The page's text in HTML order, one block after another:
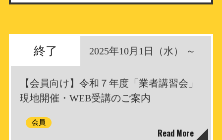
終了 2025年10月1日（水） ～
【会員向け】令和７年度「業者講習会」
現地開催・WEB受講のご案内
会員
Read More